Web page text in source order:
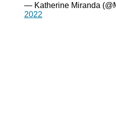
— Katherine Miranda
2022